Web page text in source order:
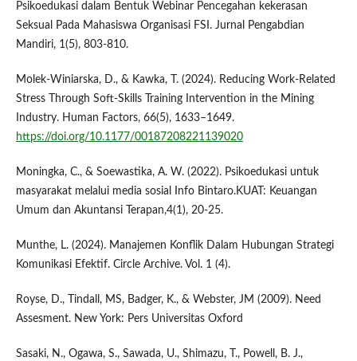
Psikoedukasi dalam Bentuk Webinar Pencegahan kekerasan
Seksual Pada Mahasiswa Organisasi FSI. Jurnal Pengabdian
Mandiri, 1(5), 803-810.
Molek-Winiarska, D., & Kawka, T. (2024). Reducing Work-Related
Stress Through Soft-Skills Training Intervention in the Mining
Industry. Human Factors, 66(5), 1633–1649.
https://doi.org/10.1177/00187208221139020
Moningka, C., & Soewastika, A. W. (2022). Psikoedukasi untuk
masyarakat melalui media sosial Info Bintaro.KUAT: Keuangan
Umum dan Akuntansi Terapan,4(1), 20-25.
Munthe, L. (2024). Manajemen Konflik Dalam Hubungan Strategi
Komunikasi Efektif. Circle Archive. Vol. 1 (4).
Royse, D., Tindall, MS, Badger, K., & Webster, JM (2009). Need
Assesment. New York: Pers Universitas Oxford
Sasaki, N., Ogawa, S., Sawada, U., Shimazu, T., Powell, B. J.,